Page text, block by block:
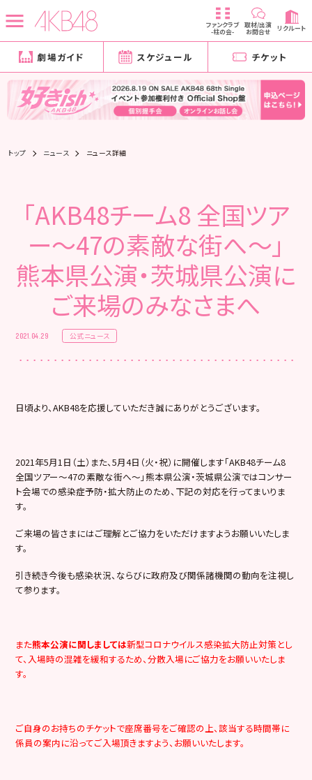
ファンクラブ
-柱の会-
取材/出演
お問合せ リクルート
劇場ガイド スケジュール チケット
トップ ニュース ニュース詳細
「AKB48チーム8 全国ツア
ー～47の素敵な街へ～」
熊本県公演・茨城県公演に
ご来場のみなさまへ
2021.04.29 公式ニュース
日頃より、AKB48を応援していただき誠にありがとうございます。
2021年5月1日（土）また、5月4日（火・祝）に開催します「AKB48チーム8
全国ツアー～47の素敵な街へ～」熊本県公演・茨城県公演ではコンサー
ト会場での感染症予防・拡大防止のため、下記の対応を行ってまいりま
す。
ご来場の皆さまにはご理解とご協力をいただけますようお願いいたしま
す。
引き続き今後も感染状況、ならびに政府及び関係諸機関の動向を注視し
て参ります。
また熊本公演に関しましては新型コロナウイルス感染拡大防止対策とし
て、入場時の混雑を緩和するため、分散入場にご協力をお願いいたしま
す。
ご自身のお持ちのチケットで座席番号をご確認の上、該当する時間帯に
係員の案内に沿ってご入場頂きますよう、お願いいたします。